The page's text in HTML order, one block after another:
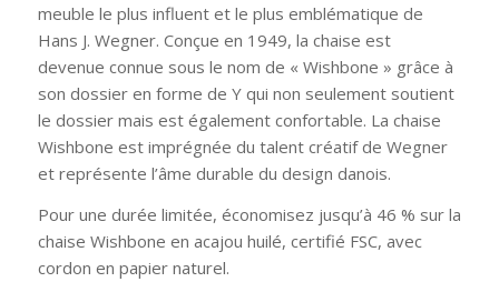
meuble le plus influent et le plus emblématique de
Hans J. Wegner. Conçue en 1949, la chaise est
devenue connue sous le nom de « Wishbone » grâce à
son dossier en forme de Y qui non seulement soutient
le dossier mais est également confortable. La chaise
Wishbone est imprégnée du talent créatif de Wegner
et représente l’âme durable du design danois.
Pour une durée limitée, économisez jusqu’à 46 % sur la
chaise Wishbone en acajou huilé, certifié FSC, avec
cordon en papier naturel.